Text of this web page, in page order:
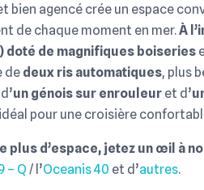
bien agencé crée un espace
de chaque moment en mer.À
doté de magnifiques boiseries
de deux ris automatiques, plus
un génois sur enrouleur et d’
pour une croisière
plus d’espace, jetez un œil à
– Q / l’Oceanis 40 et d’autres.